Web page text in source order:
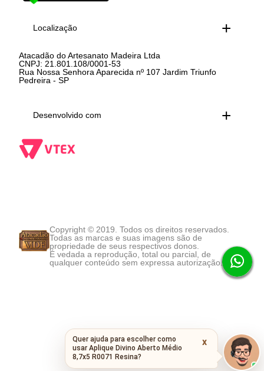
Localização
Atacadão do Artesanato Madeira Ltda
CNPJ: 21.801.108/0001-53
Rua Nossa Senhora Aparecida nº 107 Jardim Triunfo
Pedreira - SP
Desenvolvido com
Copyright © 2019. Todos os direitos reservados.
Todas as marcas e suas imagens são de
propriedade de seus respectivos donos.
É vedada a reprodução, total ou parcial, de
qualquer conteúdo sem expressa autorização.